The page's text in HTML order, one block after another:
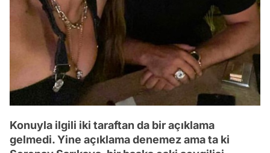
Konuyla ilgili iki taraftan da bir açıklama
gelmedi. Yine açıklama denemez ama ta ki